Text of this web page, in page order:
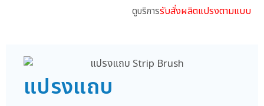
ดูบริการรับสั่งผลิตแปรงตามแบบ
แปรงแถบ